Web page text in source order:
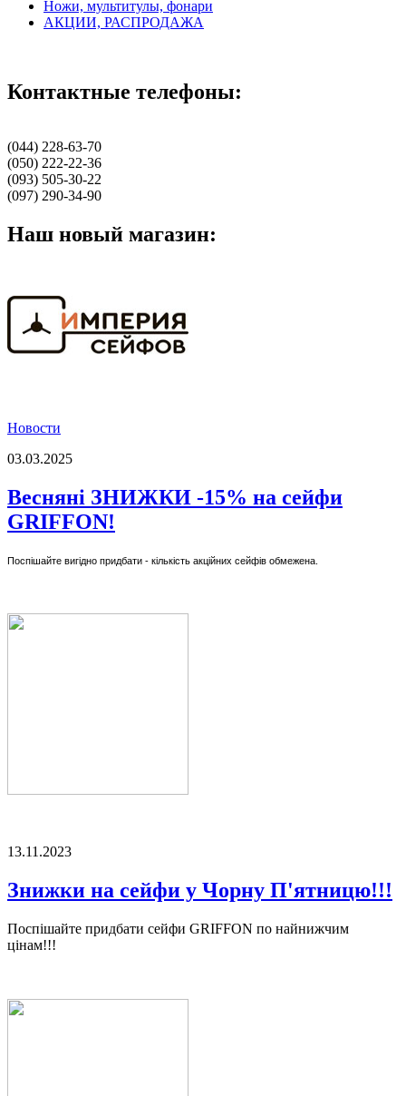
Ножи, мультитулы, фонари
АКЦИИ, РАСПРОДАЖА
Контактные телефоны:
(044) 228-63-70
(050) 222-22-36
(093) 505-30-22
(097) 290-34-90
Наш новый магазин:
Новости
03.03.2025
Весняні ЗНИЖКИ -15% на сейфи
GRIFFON!
Поспішайте вигідно придбати - кількість акційних сейфів обмежена.
13.11.2023
Знижки на сейфи у Чорну П'ятницю!!!
Поспішайте придбати сейфи GRIFFON по найнижчим
цінам!!!